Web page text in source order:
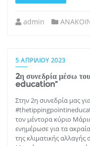
admin
5 ΑΠΡΙΛΊΟΥ 2023
2η συνεδρία μέσω
education”
Στην 2η συνεδρία μας
τον μέντορα κύριο
ενημέρωσε για τα
της κλιματικής αλλαγής